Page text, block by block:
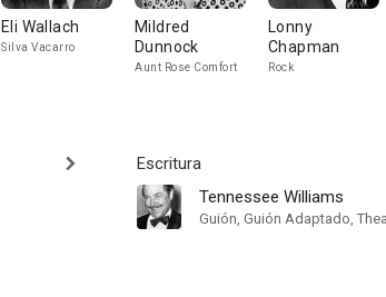
Eli Wallach
Silva Vacarro
Mildred
Dunnock
Aunt Rose Comfort
Lonny
Chapman
Rock
Escritura
Tennessee Williams
Guión, Guión Adaptado,